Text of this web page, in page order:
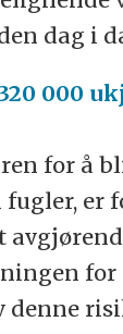
dag i
000
for å
er
for
denne